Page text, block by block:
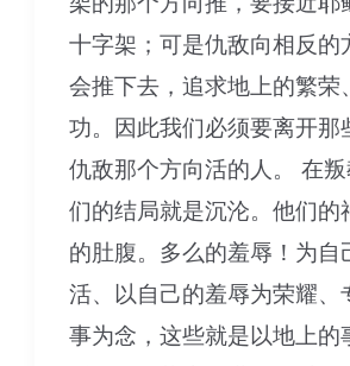
十字架；可是仇敌向相反的
会推下去，追求地上的繁荣
功。因此我们必须要离开那
仇敌那个方向活的人。 在
们的结局就是沉沦。他们的
的肚腹。多么的羞辱！为自
活、以自己的羞辱为荣耀、
事为念，这些就是以地上的